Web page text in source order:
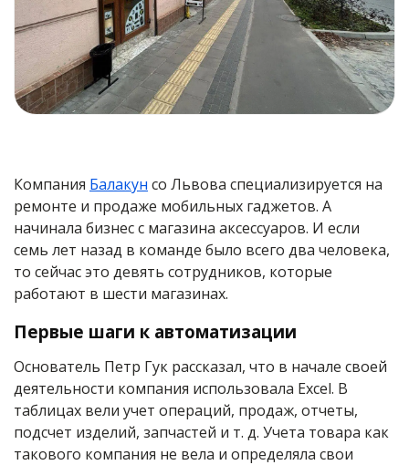
Компания Балакун со Львова специализируется на
ремонте и продаже мобильных гаджетов. А
начинала бизнес с магазина аксессуаров. И если
семь лет назад в команде было всего два человека,
то сейчас это девять сотрудников, которые
работают в шести магазинах.
Первые шаги к автоматизации
Основатель Петр Гук рассказал, что в начале своей
деятельности компания использовала Excel. В
таблицах вели учет операций, продаж, отчеты,
подсчет изделий, запчастей и т. д. Учета товара как
такового компания не вела и определяла свои